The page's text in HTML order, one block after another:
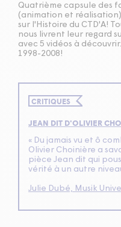
Quatrième capsule des
(animation et
sur l'Histoire du CTD'A!
nous livrent leur regard
avec 5 vidéos à
1998-2008!
CRITIQUES
JEAN DIT D'OLIVIER
« Du jamais vu et ô
Olivier Choinière a
pièce Jean dit qui
vérité à un autre
Julie Dubé, Musik